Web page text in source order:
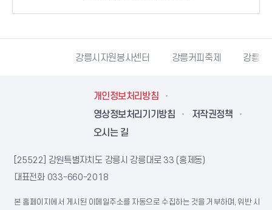
강릉시자원봉사센터 강릉커피축제 강릉과학산업진흥원
개인정보처리방침
영상정보처리기기방침
저작권정책
오시는 길
[25522] 강원특별자치도 강릉시 강릉대로 33 (홍제동)
대표전화 033-660-2018
본 홈페이지에서 게시된 이메일주소를 자동으로 수집하는 것을 거부하며, 위반 시